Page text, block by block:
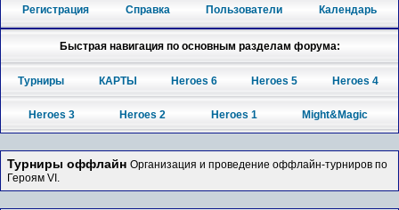
Регистрация Справка Пользователи Календарь
Быстрая навигация по основным разделам форума:
Турниры КАРТЫ Heroes 6 Heroes 5 Heroes 4
Heroes 3 Heroes 2 Heroes 1 Might&Magic
Турниры оффлайн Организация и проведение оффлайн-турниров по
Героям VI.